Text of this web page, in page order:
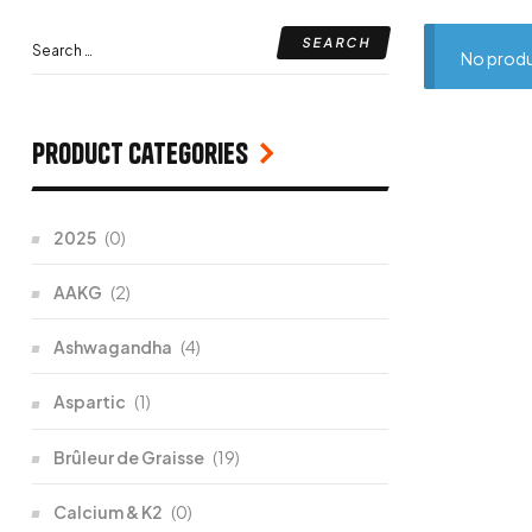
No
Product categories
2025 (0)
AAKG (2)
Ashwagandha (4)
Aspartic (1)
Brûleur de Graisse (19)
Calcium & K2 (0)